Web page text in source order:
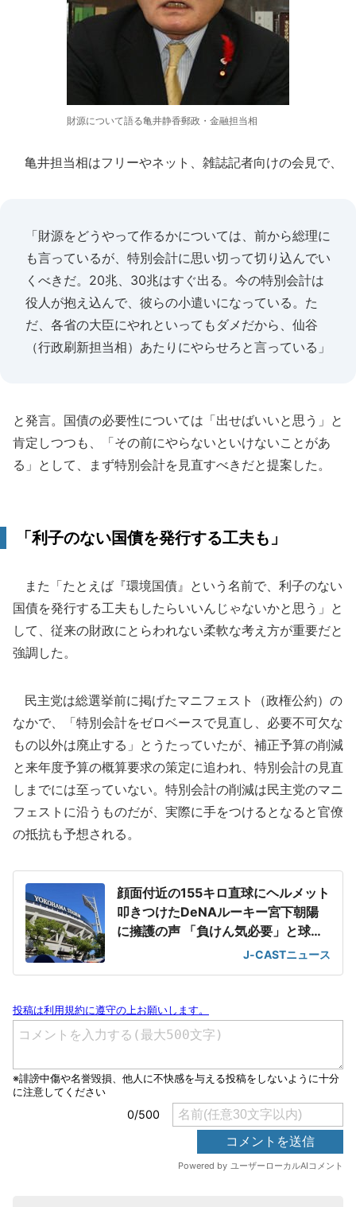
財源について語る亀井静香郵政・金融担当相
亀井担当相はフリーやネット、雑誌記者向けの会見で、
「財源をどうやって作るかについては、前から総理に
も言っているが、特別会計に思い切って切り込んでい
くべきだ。20兆、30兆はすぐ出る。今の特別会計は
役人が抱え込んで、彼らの小遣いになっている。た
だ、各省の大臣にやれといってもダメだから、仙谷
（行政刷新担当相）あたりにやらせろと言っている」
と発言。国債の必要性については「出せばいいと思う」と
肯定しつつも、「その前にやらないといけないことがあ
る」として、まず特別会計を見直すべきだと提案した。
「利子のない国債を発行する工夫も」
また「たとえば『環境国債』という名前で、利子のない
国債を発行する工夫もしたらいいんじゃないかと思う」と
して、従来の財政にとらわれない柔軟な考え方が重要だと
強調した。
民主党は総選挙前に掲げたマニフェスト（政権公約）の
なかで、「特別会計をゼロベースで見直し、必要不可欠な
もの以外は廃止する」とうたっていたが、補正予算の削減
と来年度予算の概算要求の策定に追われ、特別会計の見直
しまでには至っていない。特別会計の削減は民主党のマニ
フェストに沿うものだが、実際に手をつけるとなると官僚
の抵抗も予想される。
顔面付近の155キロ直球にヘルメット
叩きつけたDeNAルーキー宮下朝陽
に擁護の声 「負けん気必要」と球団
J-CASTニュース